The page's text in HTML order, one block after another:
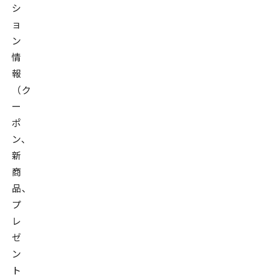
シ
ョ
ン
情
報
（ク
ー
ポ
ン、
新
商
品、
プ
レ
ゼ
ン
ト